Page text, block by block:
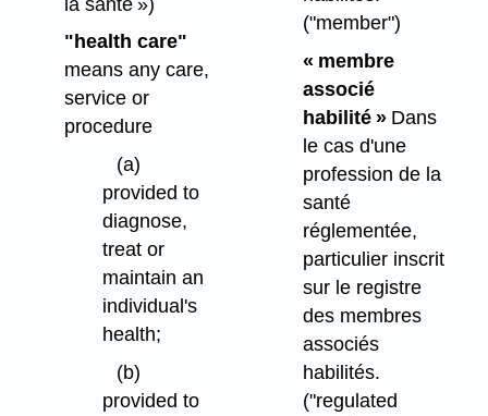
"health care"
means any care,
service or
procedure
(a)
provided to
diagnose,
treat or
maintain an
individual's
health;
(b)
provided to
("member")
« membre
associé
habilité »Dans
le cas d'une
profession de la
santé
réglementée,
particulier inscrit
sur le registre
des membres
associés
habilités.
("regulated